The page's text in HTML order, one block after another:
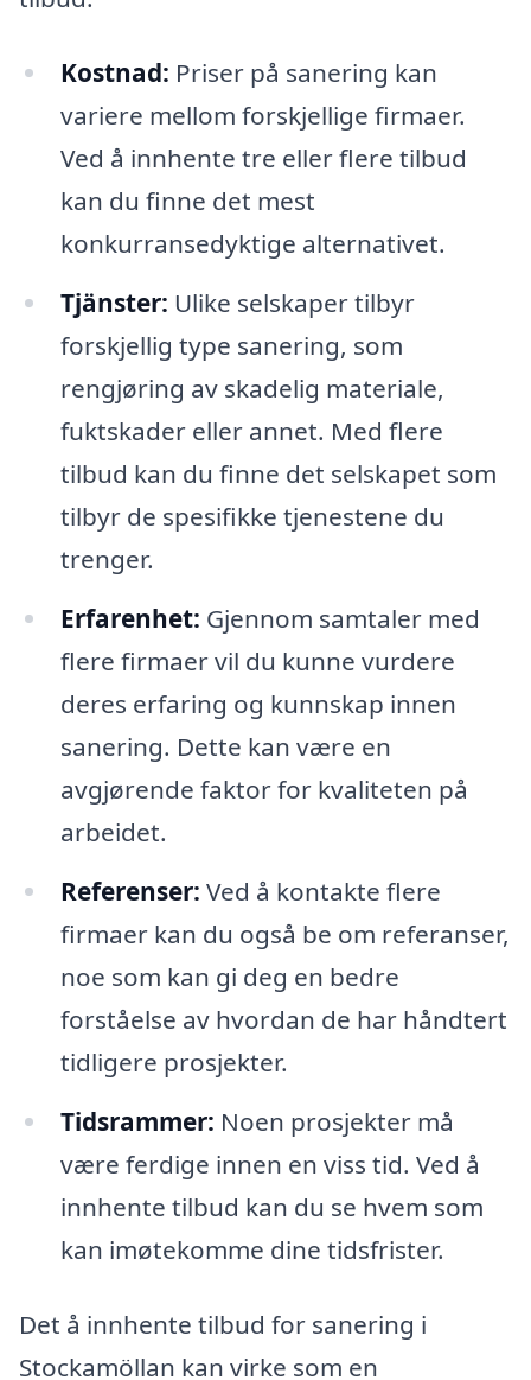
Kostnad: Priser på sanering kan
variere mellom forskjellige firmaer.
Ved å innhente tre eller flere tilbud
kan du finne det mest
konkurransedyktige alternativet.
Tjänster: Ulike selskaper tilbyr
forskjellig type sanering, som
rengjøring av skadelig materiale,
fuktskader eller annet. Med flere
tilbud kan du finne det selskapet som
tilbyr de spesifikke tjenestene du
trenger.
Erfarenhet: Gjennom samtaler med
flere firmaer vil du kunne vurdere
deres erfaring og kunnskap innen
sanering. Dette kan være en
avgjørende faktor for kvaliteten på
arbeidet.
Referenser: Ved å kontakte flere
firmaer kan du også be om referanser,
noe som kan gi deg en bedre
forståelse av hvordan de har håndtert
tidligere prosjekter.
Tidsrammer: Noen prosjekter må
være ferdige innen en viss tid. Ved å
innhente tilbud kan du se hvem som
kan imøtekomme dine tidsfrister.
Det å innhente tilbud for sanering i
Stockamöllan kan virke som en